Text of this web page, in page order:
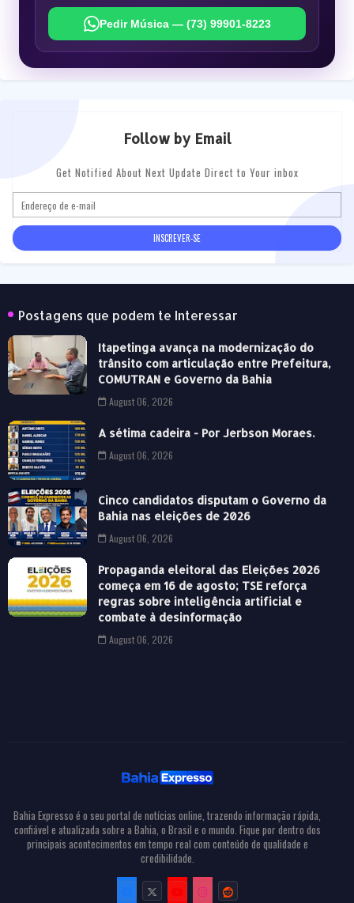
Pedir Música — (73) 99901-8223
Follow by Email
Get Notified About Next Update Direct to Your inbox
Postagens que podem te Interessar
Itapetinga avança na modernização do
trânsito com articulação entre Prefeitura,
COMUTRAN e Governo da Bahia
August 06, 2026
A sétima cadeira - Por Jerbson Moraes.
August 06, 2026
Cinco candidatos disputam o Governo da
Bahia nas eleições de 2026
August 06, 2026
Propaganda eleitoral das Eleições 2026
começa em 16 de agosto; TSE reforça
regras sobre inteligência artificial e
combate à desinformação
August 06, 2026
Bahia Expresso é o seu portal de notícias online, trazendo informação rápida,
confiável e atualizada sobre a Bahia, o Brasil e o mundo. Fique por dentro dos
principais acontecimentos em tempo real com conteúdo de qualidade e
credibilidade.